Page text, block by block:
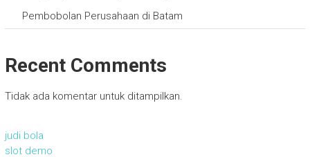
Pembobolan Perusahaan di Batam
Recent Comments
Tidak ada komentar untuk ditampilkan.
judi bola
slot demo